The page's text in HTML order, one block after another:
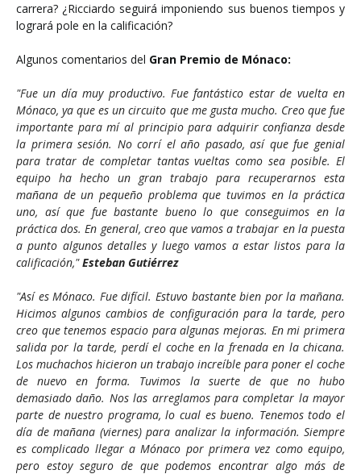
carrera? ¿Ricciardo seguirá imponiendo sus buenos tiempos y
logrará pole en la calificación?
Algunos comentarios del Gran Premio de Mónaco:
"Fue un día muy productivo. Fue fantástico estar de vuelta en
Mónaco, ya que es un circuito que me gusta mucho. Creo que fue
importante para mí al principio para adquirir confianza desde
la primera sesión. No corrí el año pasado, así que fue genial
para tratar de completar tantas vueltas como sea posible. El
equipo ha hecho un gran trabajo para recuperarnos esta
mañana de un pequeño problema que tuvimos en la práctica
uno, así que fue bastante bueno lo que conseguimos en la
práctica dos. En general, creo que vamos a trabajar en la puesta
a punto algunos detalles y luego vamos a estar listos para la
calificación,"Esteban Gutiérrez
"Así es Mónaco. Fue difícil. Estuvo bastante bien por la mañana.
Hicimos algunos cambios de configuración para la tarde, pero
creo que tenemos espacio para algunas mejoras. En mi primera
salida por la tarde, perdí el coche en la frenada en la chicana.
Los muchachos hicieron un trabajo increíble para poner el coche
de nuevo en forma. Tuvimos la suerte de que no hubo
demasiado daño. Nos las arreglamos para completar la mayor
parte de nuestro programa, lo cual es bueno. Tenemos todo el
día de mañana (viernes) para analizar la información. Siempre
es complicado llegar a Mónaco por primera vez como equipo,
pero estoy seguro de que podemos encontrar algo más de